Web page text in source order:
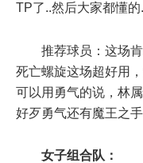
TP了..然后大家都懂的
推荐球员：这场
死亡螺旋这场超好用
可以用勇气的说，林
好歹勇气还有魔王之
女子组合队：